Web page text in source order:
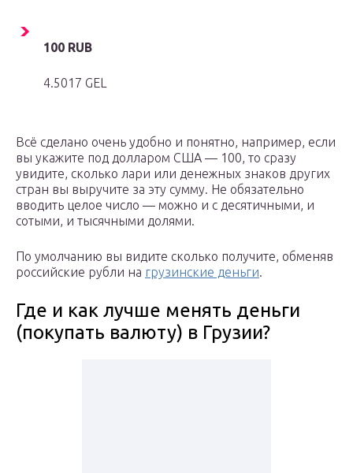
100 RUB
4.5017 GEL
Всё сделано очень удобно и понятно, например, если
вы укажите под долларом США — 100, то сразу
увидите, сколько лари или денежных знаков других
стран вы выручите за эту сумму. Не обязательно
вводить целое число — можно и с десятичными, и
сотыми, и тысячными долями.
По умолчанию вы видите сколько получите, обменяв
российские рубли на грузинские деньги.
Где и как лучше менять деньги
(покупать валюту) в Грузии?